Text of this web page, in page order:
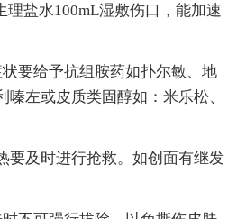
理盐水100mL湿敷伤口，能加速
要给予抗组胺药如扑尔敏、地
左或皮质类固醇如：米乐松、
要及时进行抢救。如创面有继发